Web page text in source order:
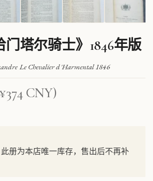
塔尔骑士》1846年版
Le Chevalier d'Harmental 1846
CNY)
册为本店唯一库存，售出后不再补